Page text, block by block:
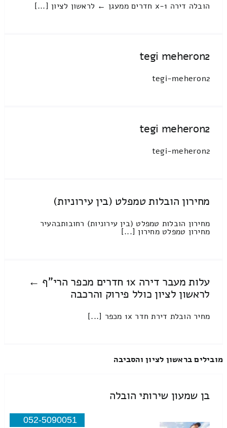
הובלה דירה 1-x חדרים ממעגן ← לראשון לציון [...]
tegi meheron2
tegi-meheron2
tegi meheron2
tegi-meheron2
מחירון הובלות טמפלט (בין עירוניות)
מחירון הובלות טמפלט (בין עירוניות) רחובותבהעיר
מחירון טמפלט מחירון [...]
עלות מעבר דירה 1x חדרים מכפר הרי"ף ←
לראשון לציון כולל פירוק והרכבה
מחיר הובלת דירת חדר 1x מכפר [...]
מובילים בראשון לציון והסביבה
בן שמעון שירותי הובלה
052-5090051